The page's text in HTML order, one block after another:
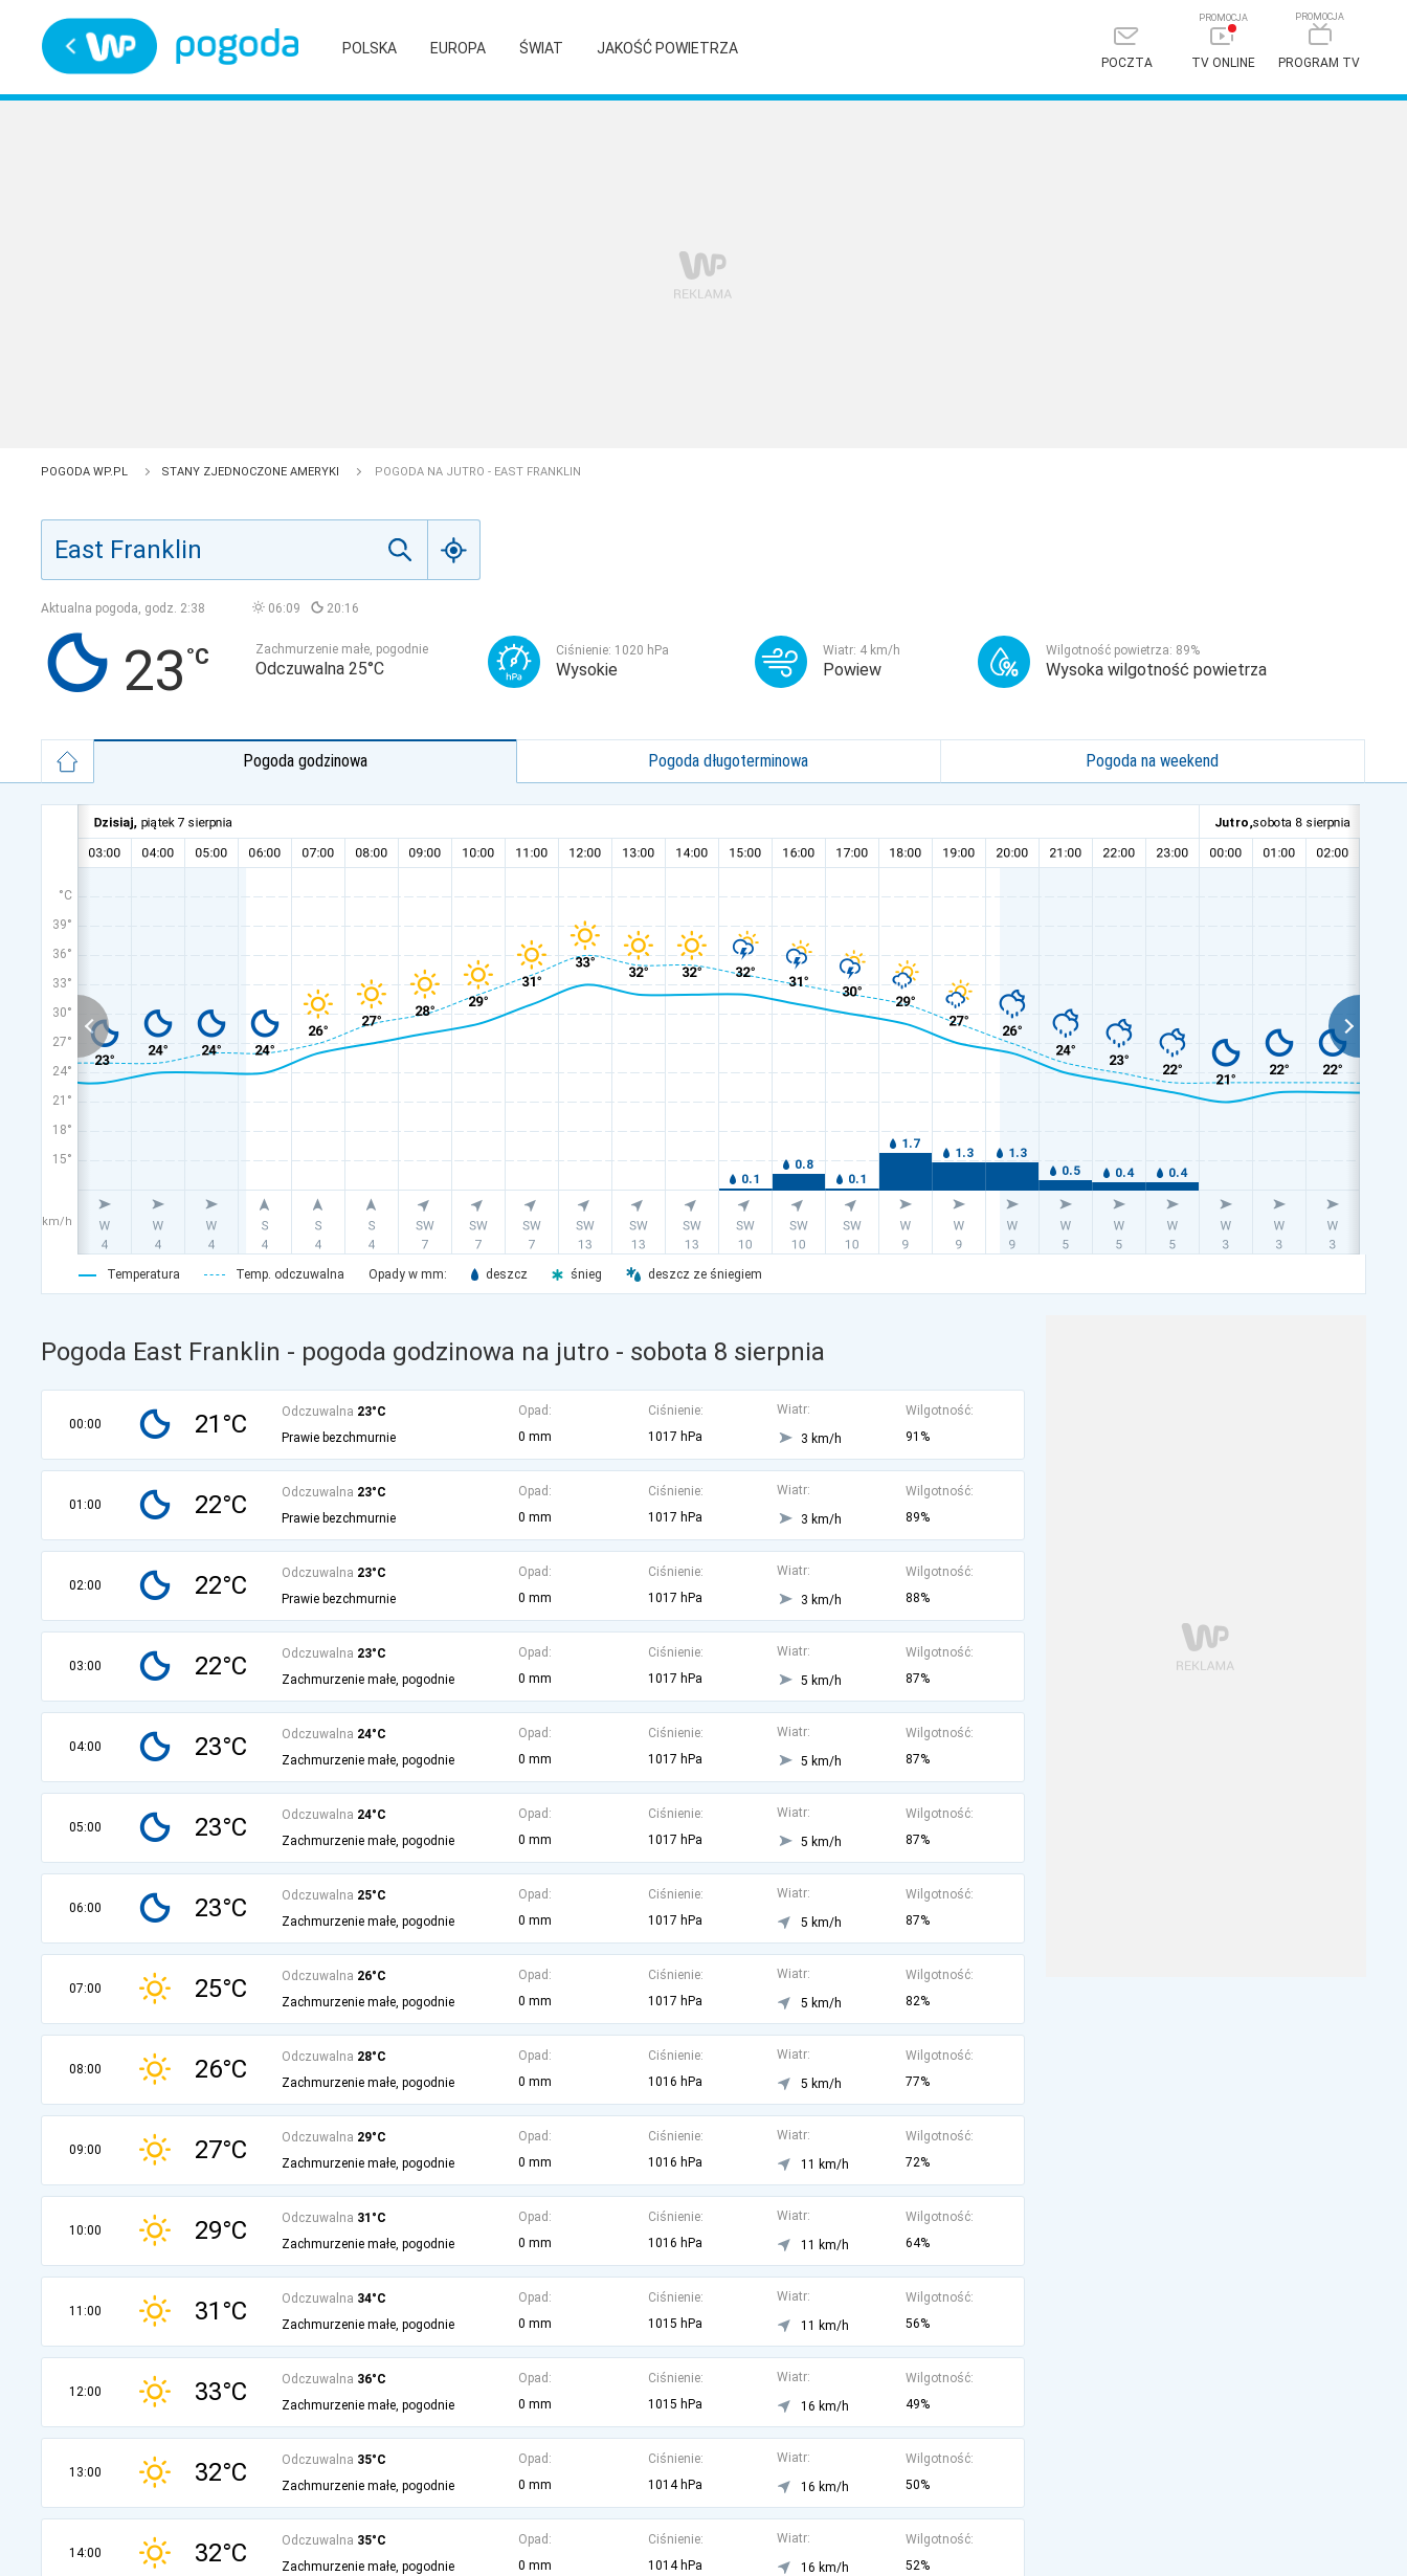
POLSKA EUROPA ŚWIAT JAKOŚĆ POWIETRZA
POCZTA TV ONLINE PROGRAM TV
POGODA WP.PL STANY ZJEDNOCZONE AMERYKI POGODA NA JUTRO - EAST FRANKLIN
Aktualna pogoda, godz. 2:38 06:09 20:16
23 Zachmurzenie małe, pogodnie
Odczuwalna 25°C
Ciśnienie: 1020 hPa
Wysokie
Wiatr: 4 km/h
Powiew
Wilgotność powietrza: 89%
Wysoka wilgotność powietrza
Pogoda godzinowa Pogoda długoterminowa Pogoda na weekend
°C
39°
36°
33°
30°
27°
24°
21°
18°
15°
km/h
Temperatura Temp. odczuwalna Opady w mm: deszcz śnieg deszcz ze śniegiem
Pogoda East Franklin - pogoda godzinowa na jutro - sobota 8 sierpnia
00:00 21°C Odczuwalna 23°C
Prawie bezchmurnie
Opad:
0 mm
Ciśnienie:
1017 hPa
Wiatr:
3 km/h
Wilgotność:
91%
01:00 22°C Odczuwalna 23°C
Prawie bezchmurnie
Opad:
0 mm
Ciśnienie:
1017 hPa
Wiatr:
3 km/h
Wilgotność:
89%
02:00 22°C Odczuwalna 23°C
Prawie bezchmurnie
Opad:
0 mm
Ciśnienie:
1017 hPa
Wiatr:
3 km/h
Wilgotność:
88%
03:00 22°C Odczuwalna 23°C
Zachmurzenie małe, pogodnie
Opad:
0 mm
Ciśnienie:
1017 hPa
Wiatr:
5 km/h
Wilgotność:
87%
04:00 23°C Odczuwalna 24°C
Zachmurzenie małe, pogodnie
Opad:
0 mm
Ciśnienie:
1017 hPa
Wiatr:
5 km/h
Wilgotność:
87%
05:00 23°C Odczuwalna 24°C
Zachmurzenie małe, pogodnie
Opad:
0 mm
Ciśnienie:
1017 hPa
Wiatr:
5 km/h
Wilgotność:
87%
06:00 23°C Odczuwalna 25°C
Zachmurzenie małe, pogodnie
Opad:
0 mm
Ciśnienie:
1017 hPa
Wiatr:
5 km/h
Wilgotność:
87%
07:00 25°C Odczuwalna 26°C
Zachmurzenie małe, pogodnie
Opad:
0 mm
Ciśnienie:
1017 hPa
Wiatr:
5 km/h
Wilgotność:
82%
08:00 26°C Odczuwalna 28°C
Zachmurzenie małe, pogodnie
Opad:
0 mm
Ciśnienie:
1016 hPa
Wiatr:
5 km/h
Wilgotność:
77%
09:00 27°C Odczuwalna 29°C
Zachmurzenie małe, pogodnie
Opad:
0 mm
Ciśnienie:
1016 hPa
Wiatr:
11 km/h
Wilgotność:
72%
10:00 29°C Odczuwalna 31°C
Zachmurzenie małe, pogodnie
Opad:
0 mm
Ciśnienie:
1016 hPa
Wiatr:
11 km/h
Wilgotność:
64%
11:00 31°C Odczuwalna 34°C
Zachmurzenie małe, pogodnie
Opad:
0 mm
Ciśnienie:
1015 hPa
Wiatr:
11 km/h
Wilgotność:
56%
12:00 33°C Odczuwalna 36°C
Zachmurzenie małe, pogodnie
Opad:
0 mm
Ciśnienie:
1015 hPa
Wiatr:
16 km/h
Wilgotność:
49%
13:00 32°C Odczuwalna 35°C
Zachmurzenie małe, pogodnie
Opad:
0 mm
Ciśnienie:
1014 hPa
Wiatr:
16 km/h
Wilgotność:
50%
14:00 32°C Odczuwalna 35°C
Zachmurzenie małe, pogodnie
Opad:
0 mm
Ciśnienie:
1014 hPa
Wiatr:
16 km/h
Wilgotność:
52%